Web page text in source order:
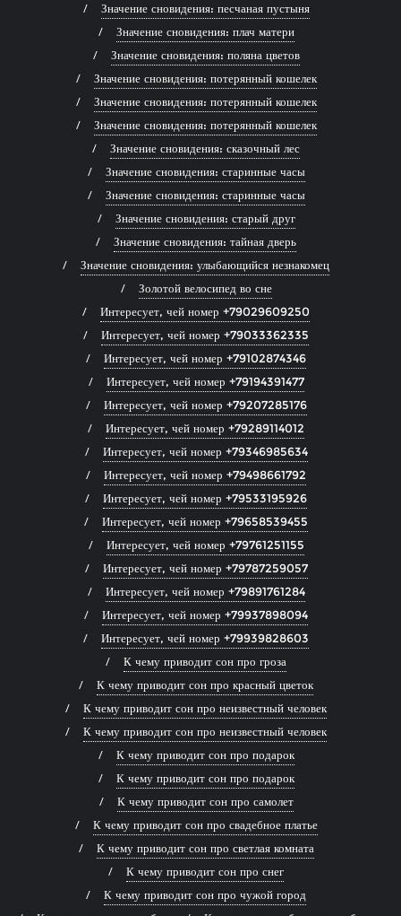
Значение сновидения: песчаная пустыня
Значение сновидения: плач матери
Значение сновидения: поляна цветов
Значение сновидения: потерянный кошелек
Значение сновидения: потерянный кошелек
Значение сновидения: потерянный кошелек
Значение сновидения: сказочный лес
Значение сновидения: старинные часы
Значение сновидения: старинные часы
Значение сновидения: старый друг
Значение сновидения: тайная дверь
Значение сновидения: улыбающийся незнакомец
Золотой велосипед во сне
Интересует, чей номер +79029609250
Интересует, чей номер +79033362335
Интересует, чей номер +79102874346
Интересует, чей номер +79194391477
Интересует, чей номер +79207285176
Интересует, чей номер +79289114012
Интересует, чей номер +79346985634
Интересует, чей номер +79498661792
Интересует, чей номер +79533195926
Интересует, чей номер +79658539455
Интересует, чей номер +79761251155
Интересует, чей номер +79787259057
Интересует, чей номер +79891761284
Интересует, чей номер +79937898094
Интересует, чей номер +79939828603
К чему приводит сон про гроза
К чему приводит сон про красный цветок
К чему приводит сон про неизвестный человек
К чему приводит сон про неизвестный человек
К чему приводит сон про подарок
К чему приводит сон про подарок
К чему приводит сон про самолет
К чему приводит сон про свадебное платье
К чему приводит сон про светлая комната
К чему приводит сон про снег
К чему приводит сон про чужой город